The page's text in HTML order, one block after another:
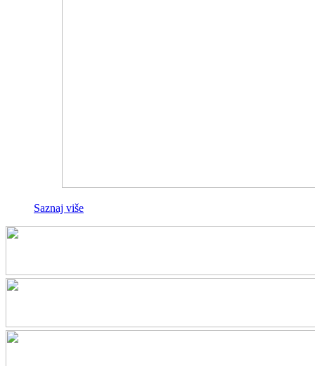
Saznaj više